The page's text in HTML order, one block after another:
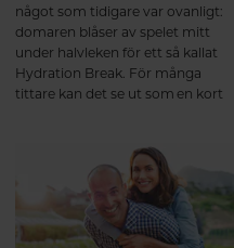
något som tidigare var ovanligt:
domaren blåser av spelet mitt
under halvleken för ett så kallat
Hydration Break. För många
tittare kan det se ut som en kort
verkliga anledningen är betydligt